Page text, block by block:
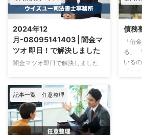
2024年12
月-08095141403 | 闇金マ
ツオ 即日！で解決しました
闇金マツオ即日で解決しました
所 司法書士 奥野 正智 闇金マ
ツオ事情 2024年11月末になって
闇金マツオの件でお問い合わせが
増えています。 特徴として、取
り立ては電話を使ってしっかりと
債務
「借
る」
いる
記事一覧 任意整理